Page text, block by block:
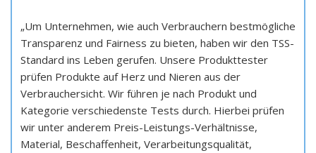
„Um Unternehmen, wie auch Verbrauchern bestmögliche
Transparenz und Fairness zu bieten, haben wir den TSS-
Standard ins Leben gerufen. Unsere Produkttester
prüfen Produkte auf Herz und Nieren aus der
Verbrauchersicht. Wir führen je nach Produkt und
Kategorie verschiedenste Tests durch. Hierbei prüfen
wir unter anderem Preis-Leistungs-Verhältnisse,
Material, Beschaffenheit, Verarbeitungsqualität,